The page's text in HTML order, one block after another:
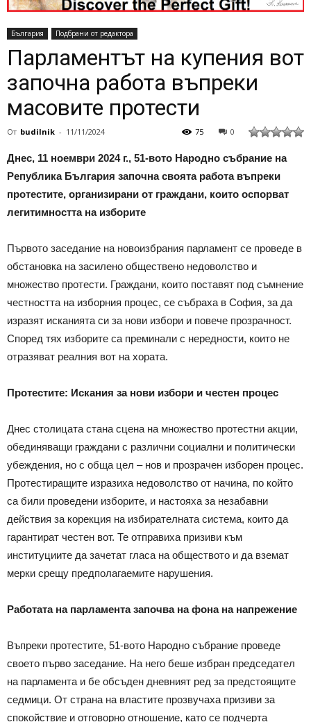
България Подбрани от редактора
Парламентът на купения вот
започна работа въпреки
масовите протести
От budilnik - 11/11/2024 0
75
Днес, 11 ноември 2024 г., 51-вото Народно събрание на
Република България започна своята работа въпреки
протестите, организирани от граждани, които оспорват
легитимността на изборите
Първото заседание на новоизбрания парламент се проведе в
обстановка на засилено обществено недоволство и
множество протести. Граждани, които поставят под съмнение
честността на изборния процес, се събраха в София, за да
изразят исканията си за нови избори и повече прозрачност.
Според тях изборите са преминали с нередности, които не
отразяват реалния вот на хората.
Протестите: Искания за нови избори и честен процес
Днес столицата стана сцена на множество протестни акции,
обединяващи граждани с различни социални и политически
убеждения, но с обща цел – нов и прозрачен изборен процес.
Протестиращите изразиха недоволство от начина, по който
са били проведени изборите, и настояха за незабавни
действия за корекция на избирателната система, които да
гарантират честен вот. Те отправиха призиви към
институциите да зачетат гласа на обществото и да вземат
мерки срещу предполагаемите нарушения.
Работата на парламента започва на фона на напрежение
Въпреки протестите, 51-вото Народно събрание проведе
своето първо заседание. На него беше избран председател
на парламента и бе обсъден дневният ред за предстоящите
седмици. От страна на властите прозвучаха призиви за
спокойствие и отговорно отношение, като се подчерта